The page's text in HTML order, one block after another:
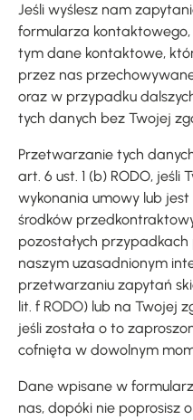
Jeśli wyślesz nam
formularza
tym dane kontaktowe,
przez nas
oraz w przypadku
tych danych bez Twojej
Przetwarzanie tych
art. 6 ust. 1 (b) RODO,
wykonania umowy lub
środków
pozostałych
naszym uzasadnionym
przetwarzaniu zapytań
lit. f RODO) lub na Twojej
jeśli została o to
cofnięta w dowolnym
Dane wpisane w
nas, dopóki nie poprosisz